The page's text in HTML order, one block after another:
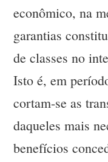
econômico, na
garantias
de classes no
Isto é, em
cortam-se as
daqueles mais
benefícios